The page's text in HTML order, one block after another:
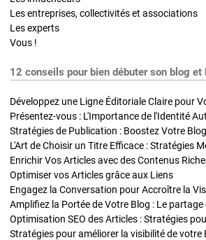
Les entreprises, collectivités et associations
Les experts
Vous !
12 conseils pour bien débuter son blog
Développez une Ligne Éditoriale Claire pour
Présentez-vous : L'Importance de l'Identité
L'Art de Choisir un Titre Efficace : Stratégies
Optimiser vos Articles grâce aux Liens
Engagez la Conversation pour Accroître la
Amplifiez la Portée de Votre Blog : Le partage